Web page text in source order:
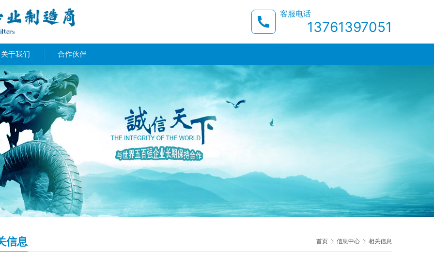
客服电话
13761397051
关于我们 合作伙伴
首页 信息中心 相关信息
信息